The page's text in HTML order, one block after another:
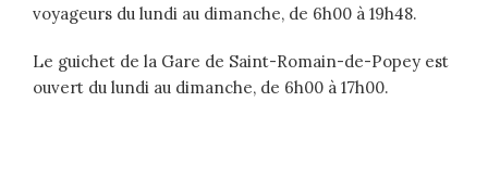
voyageurs du lundi au dimanche, de 6h00 à 19h48.
Le guichet de la Gare de Saint-Romain-de-Popey est
ouvert du lundi au dimanche, de 6h00 à 17h00.